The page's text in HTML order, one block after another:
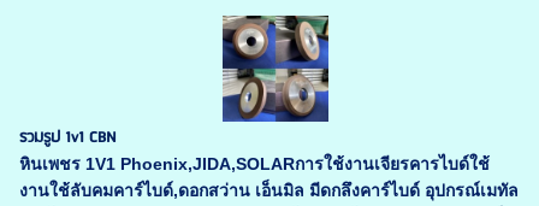
รวมรูป 1v1 CBN
หินเพชร 1V1 Phoenix,JIDA,SOLARการใช้งานเจียรคารไบด์ใช้
งานใช้ลับคมคาร์ไบด์,ดอกสว่าน เอ็นมิล มีดกลึงคาร์ไบด์ อุปกรณ์เมทัล